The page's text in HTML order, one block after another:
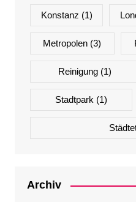
Konstanz (1)
Metropolen (3)
Reinigung (1)
Stadtpark (1)
Archiv